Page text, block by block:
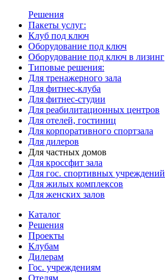
Решения
Пакеты услуг:
Клуб под ключ
Оборудование под ключ
Оборудование под ключ в лизинг
Типовые решения:
Для тренажерного зала
Для фитнес-клуба
Для фитнес-студии
Для реабилитационных центров
Для отелей, гостиниц
Для корпоративного спортзала
Для дилеров
Для частных домов
Для кроссфит зала
Для гос. спортивных учреждений
Для жилых комплексов
Для женских залов
Каталог
Решения
Проекты
Клубам
Дилерам
Гос. учреждениям
Отелям